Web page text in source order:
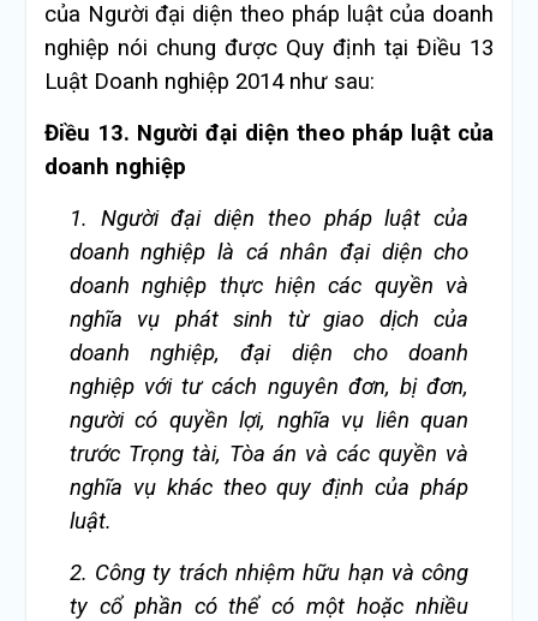
của Người đại diện theo pháp luật của doanh
nghiệp nói chung được Quy định tại Điều 13
Luật Doanh nghiệp 2014 như sau:
Điều 13. Người đại diện theo pháp luật của
doanh nghiệp
1. Người đại diện theo pháp luật của
doanh nghiệp là cá nhân đại diện cho
doanh nghiệp thực hiện các quyền và
nghĩa vụ phát sinh từ giao dịch của
doanh nghiệp, đại diện cho doanh
nghiệp với tư cách nguyên đơn, bị đơn,
người có quyền lợi, nghĩa vụ liên quan
trước Trọng tài, Tòa án và các quyền và
nghĩa vụ khác theo quy định của pháp
luật.
2. Công ty trách nhiệm hữu hạn và công
ty cổ phần có thể có một hoặc nhiều